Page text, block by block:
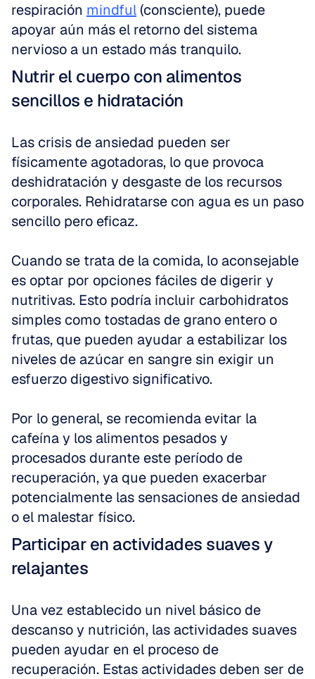
respiración mindful (consciente), puede
apoyar aún más el retorno del sistema
nervioso a un estado más tranquilo.
Nutrir el cuerpo con alimentos
sencillos e hidratación
Las crisis de ansiedad pueden ser
físicamente agotadoras, lo que provoca
deshidratación y desgaste de los recursos
corporales. Rehidratarse con agua es un paso
sencillo pero eficaz.
Cuando se trata de la comida, lo aconsejable
es optar por opciones fáciles de digerir y
nutritivas. Esto podría incluir carbohidratos
simples como tostadas de grano entero o
frutas, que pueden ayudar a estabilizar los
niveles de azúcar en sangre sin exigir un
esfuerzo digestivo significativo.
Por lo general, se recomienda evitar la
cafeína y los alimentos pesados y
procesados durante este período de
recuperación, ya que pueden exacerbar
potencialmente las sensaciones de ansiedad
o el malestar físico.
Participar en actividades suaves y
relajantes
Una vez establecido un nivel básico de
descanso y nutrición, las actividades suaves
pueden ayudar en el proceso de
recuperación. Estas actividades deben ser de